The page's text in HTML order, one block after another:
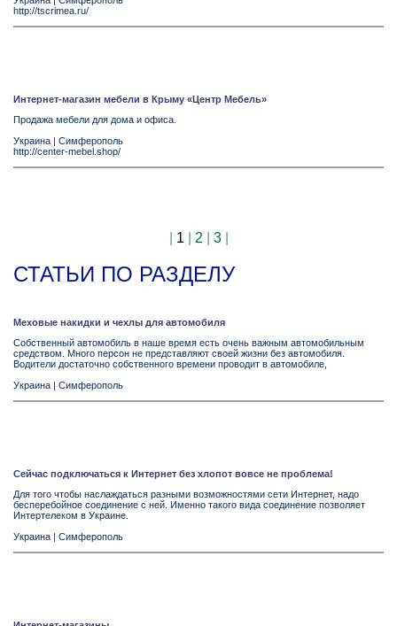
http://tscrimea.ru/
Интернет-магазин мебели в Крыму «Центр Мебель»
Продажа мебели для дома и офиса.
Украина
Симферополь
http://center-mebel.shop/
1 2 3|
СТАТЬИ ПО РАЗДЕЛУ
Меховые накидки и чехлы для автомобиля
Собственный автомобиль в наше время есть очень важным автомобильным
средством. Много персон не представляют своей жизни без автомобиля.
Водители достаточно собственного времени проводит в автомобиле,
Украина
Симферополь
Сейчас подключаться к Интернет без хлопот вовсе не проблема!
Для того чтобы наслаждаться разными возможностями сети Интернет, надо
бесперебойное соединение с ней. Именно такого вида соединение позволяет
Интертелеком в Украине.
Украина
Симферополь